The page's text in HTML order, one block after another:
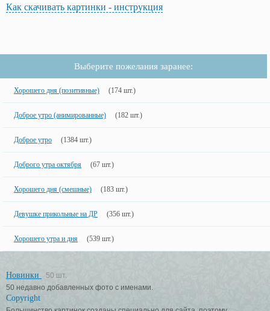
Как скачивать картинки - инструкция
Выберите пожелания заранее:
Хорошего дня (позитивные) (174 шт.)
Доброе утро (анимированные) (182 шт.)
Доброе утро (1384 шт.)
Доброго утра октября (67 шт.)
Хорошего дня (смешные) (183 шт.)
Девушке прикольные на ДР (356 шт.)
Хорошего утра и дня (539 шт.)
Новинки
50 шт.
50 недавно добавленных фото с именами.
Copyright